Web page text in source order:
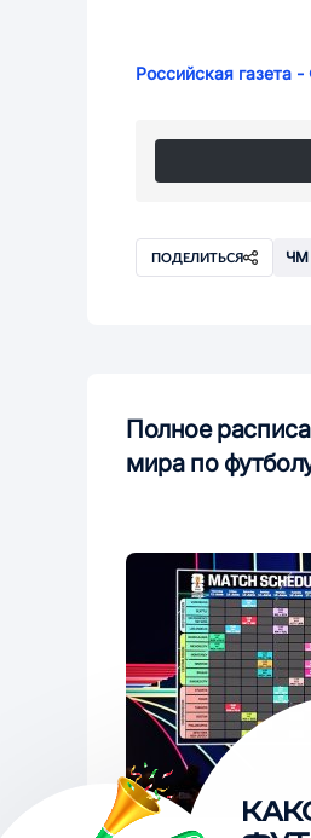
Российская газета
ПОДЕЛИТЬСЯ ЧМ
Полное
мира по